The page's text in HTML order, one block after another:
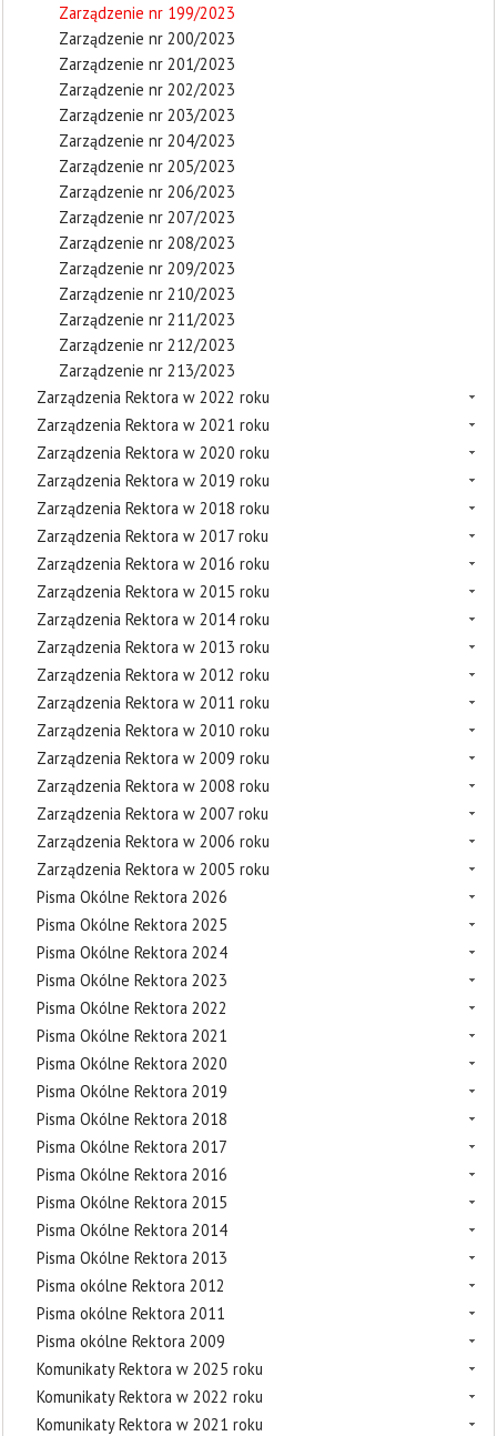
Zarządzenie nr 199/2023
Zarządzenie nr 200/2023
Zarządzenie nr 201/2023
Zarządzenie nr 202/2023
Zarządzenie nr 203/2023
Zarządzenie nr 204/2023
Zarządzenie nr 205/2023
Zarządzenie nr 206/2023
Zarządzenie nr 207/2023
Zarządzenie nr 208/2023
Zarządzenie nr 209/2023
Zarządzenie nr 210/2023
Zarządzenie nr 211/2023
Zarządzenie nr 212/2023
Zarządzenie nr 213/2023
Zarządzenia Rektora w 2022 roku
Zarządzenia Rektora w 2021 roku
Zarządzenia Rektora w 2020 roku
Zarządzenia Rektora w 2019 roku
Zarządzenia Rektora w 2018 roku
Zarządzenia Rektora w 2017 roku
Zarządzenia Rektora w 2016 roku
Zarządzenia Rektora w 2015 roku
Zarządzenia Rektora w 2014 roku
Zarządzenia Rektora w 2013 roku
Zarządzenia Rektora w 2012 roku
Zarządzenia Rektora w 2011 roku
Zarządzenia Rektora w 2010 roku
Zarządzenia Rektora w 2009 roku
Zarządzenia Rektora w 2008 roku
Zarządzenia Rektora w 2007 roku
Zarządzenia Rektora w 2006 roku
Zarządzenia Rektora w 2005 roku
Pisma Okólne Rektora 2026
Pisma Okólne Rektora 2025
Pisma Okólne Rektora 2024
Pisma Okólne Rektora 2023
Pisma Okólne Rektora 2022
Pisma Okólne Rektora 2021
Pisma Okólne Rektora 2020
Pisma Okólne Rektora 2019
Pisma Okólne Rektora 2018
Pisma Okólne Rektora 2017
Pisma Okólne Rektora 2016
Pisma Okólne Rektora 2015
Pisma Okólne Rektora 2014
Pisma Okólne Rektora 2013
Pisma okólne Rektora 2012
Pisma okólne Rektora 2011
Pisma okólne Rektora 2009
Komunikaty Rektora w 2025 roku
Komunikaty Rektora w 2022 roku
Komunikaty Rektora w 2021 roku